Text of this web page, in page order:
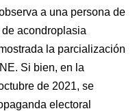
a una persona de
acondroplasia
la parcialización
Si bien, en la
de 2021, se
electoral